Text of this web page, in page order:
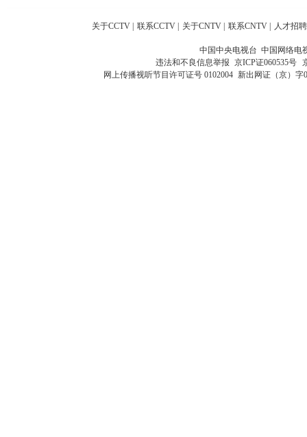
关于CCTV 联系CCTV 关于CNTV 联系CNTV 人才招聘
中国中央电视台 中国网络电
违法和不良信息举报 京ICP证060535号
网上传播视听节目许可证号 0102004 新出网证（京）